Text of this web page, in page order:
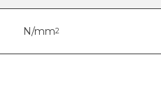
N/mm2